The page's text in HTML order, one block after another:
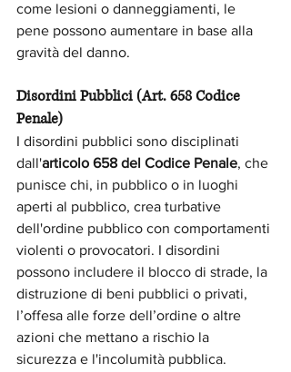
come lesioni o danneggiamenti, le
pene possono aumentare in base alla
gravità del danno.
Disordini Pubblici (Art. 658 Codice
Penale)
I disordini pubblici sono disciplinati
dall'articolo 658 del Codice Penale, che
punisce chi, in pubblico o in luoghi
aperti al pubblico, crea turbative
dell'ordine pubblico con comportamenti
violenti o provocatori. I disordini
possono includere il blocco di strade, la
distruzione di beni pubblici o privati,
l’offesa alle forze dell’ordine o altre
azioni che mettano a rischio la
sicurezza e l'incolumità pubblica.